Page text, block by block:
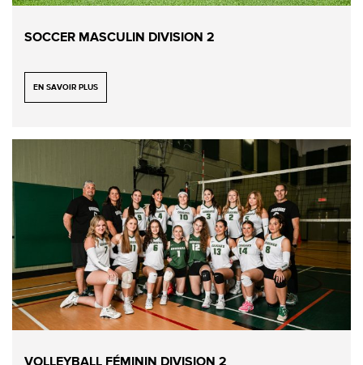
SOCCER MASCULIN DIVISION 2
EN SAVOIR PLUS